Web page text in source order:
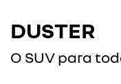
DUSTER
O SUV para